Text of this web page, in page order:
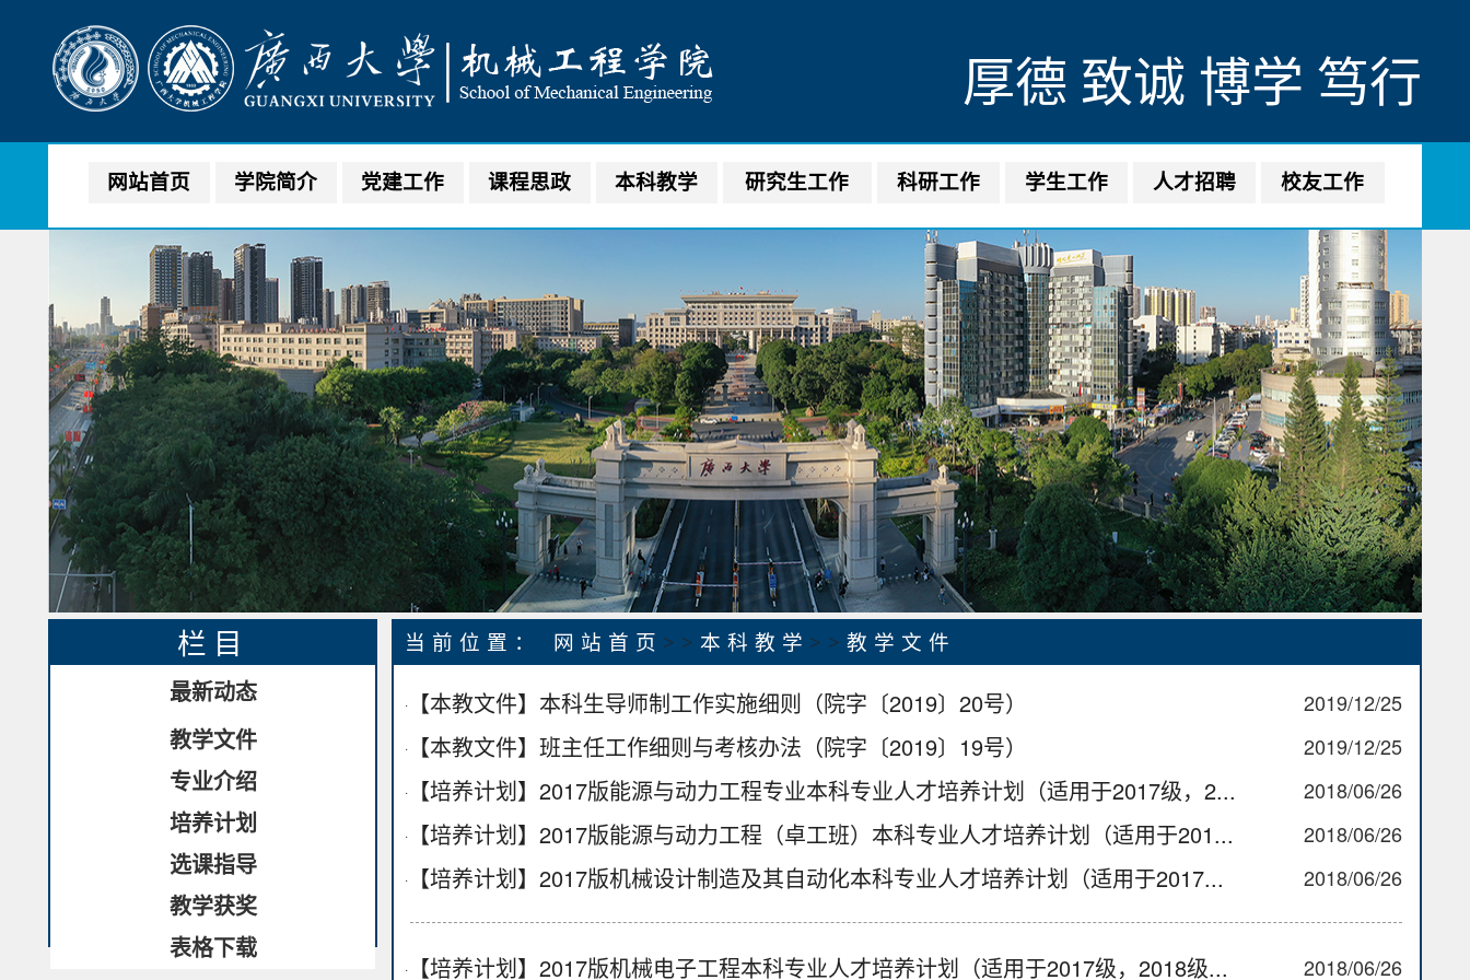
厚德 致诚 博学 笃行
网站首页 学院简介 党建工作 课程思政 本科教学 研究生工作 科研工作 学生工作 人才招聘 校友工作
栏目
最新动态
教学文件
专业介绍
培养计划
选课指导
教学获奖
表格下载
当前位置： 网站首页 >> 本科教学 >> 教学文件
·【本教文件】本科生导师制工作实施细则（院字〔2019〕20号） 2019/12/25
·【本教文件】班主任工作细则与考核办法（院字〔2019〕19号） 2019/12/25
·【培养计划】2017版能源与动力工程专业本科专业人才培养计划（适用于2017级，2... 2018/06/26
·【培养计划】2017版能源与动力工程（卓工班）本科专业人才培养计划（适用于201... 2018/06/26
·【培养计划】2017版机械设计制造及其自动化本科专业人才培养计划（适用于2017... 2018/06/26
·【培养计划】2017版机械电子工程本科专业人才培养计划（适用于2017级，2018级... 2018/06/26